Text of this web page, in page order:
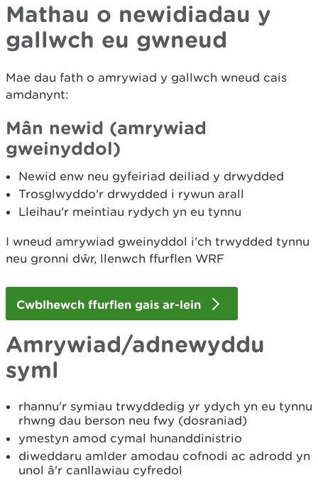
Mathau o newidiadau y
gallwch eu gwneud
Mae dau fath o amrywiad y gallwch wneud cais
amdanynt:
Mân newid (amrywiad
gweinyddol)
Newid enw neu gyfeiriad deiliad y drwydded
Trosglwyddo'r drwydded i rywun arall
Lleihau'r meintiau rydych yn eu tynnu
I wneud amrywiad gweinyddol i'ch trwydded tynnu
neu gronni dŵr, llenwch ffurflen WRF
Cwblhewch ffurflen gais ar-lein
Amrywiad/adnewyddu
syml
rhannu'r symiau trwyddedig yr ydych yn eu tynnu
rhwng dau berson neu fwy (dosraniad)
ymestyn amod cymal hunanddinistrio
diweddaru amlder amodau cofnodi ac adrodd yn
unol â'r canllawiau cyfredol